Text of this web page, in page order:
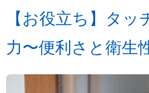
【お役立ち】タ
力〜便利さと衛生